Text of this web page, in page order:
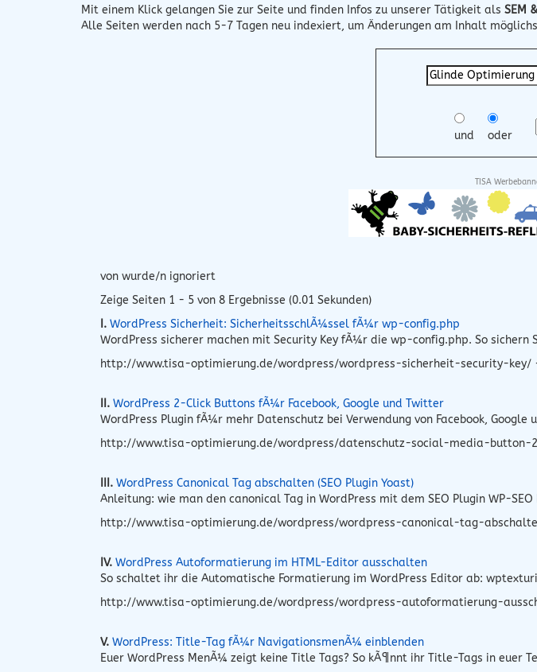
Mit einem Klick gelangen Sie zur Seite und finden Infos zu unserer Tätigkeit als SEM
Alle Seiten werden nach 5-7 Tagen neu indexiert, um Änderungen am Inhalt
und oder
TISA
von wurde/n ignoriert
Zeige Seiten 1 - 5 von 8 Ergebnisse (0.01 Sekunden)
I. WordPress Sicherheit: SicherheitsschlÃ¼ssel fÃ¼r wp-config.php
WordPress sicherer machen mit Security Key fÃ¼r die wp-config.php. So sichern
http://www.tisa-optimierung.de/wordpress/wordpress-sicherheit-security-key/
II. WordPress 2-Click Buttons fÃ¼r Facebook, Google und Twitter
WordPress Plugin fÃ¼r mehr Datenschutz bei Verwendung von Facebook, Google
http://www.tisa-optimierung.de/wordpress/datenschutz-social-media-button-
III. WordPress Canonical Tag abschalten (SEO Plugin Yoast)
Anleitung: wie man den canonical Tag in WordPress mit dem SEO Plugin WP-
http://www.tisa-optimierung.de/wordpress/wordpress-canonical-tag-
IV. WordPress Autoformatierung im HTML-Editor ausschalten
So schaltet ihr die Automatische Formatierung im WordPress Editor ab:
http://www.tisa-optimierung.de/wordpress/wordpress-autoformatierung-
V. WordPress: Title-Tag fÃ¼r NavigationsmenÃ¼ einblenden
Euer WordPress MenÃ¼ zeigt keine Title Tags? So kÃ¶nnt ihr Title-Tags in euer